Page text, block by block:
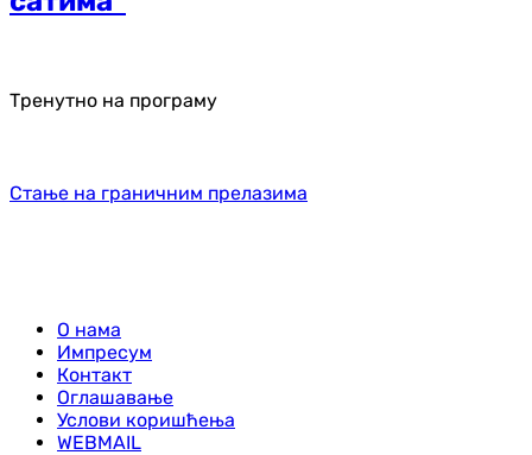
Тренутно на програму
Стање на граничним прелазима
О нама
Импресум
Контакт
Оглашавање
Услови коришћења
WEBMAIL